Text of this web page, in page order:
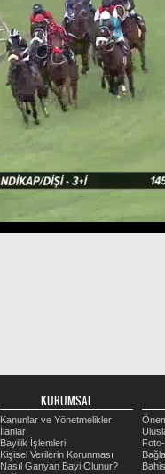
KURUMSAL
Kanunlar ve Yönetmelikler
İlanlar
Bayilik İşlemleri
Kişisel Verilerin Korunması
Nasıl Ganyan Bayi Olunur?